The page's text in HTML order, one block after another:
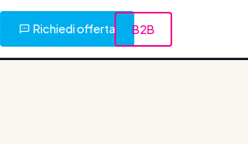
Richiedi offerta B2B